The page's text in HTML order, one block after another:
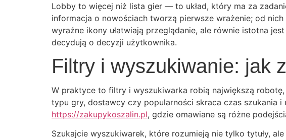
Lobby to więcej niż lista gier — to układ, który ma za
informacja o nowościach tworzą pierwsze wrażenie; od
wyraźne ikony ułatwiają przeglądanie, ale równie istotna
decydują o decyzji użytkownika.
Filtry i wyszukiwanie: jak
W praktyce to filtry i wyszukiwarka robią największą
typu gry, dostawcy czy popularności skraca czas szukania i
https://zakupykoszalin.pl, gdzie omawiane są różne
Szukajcie wyszukiwarek, które rozumieją nie tylko tytuły,